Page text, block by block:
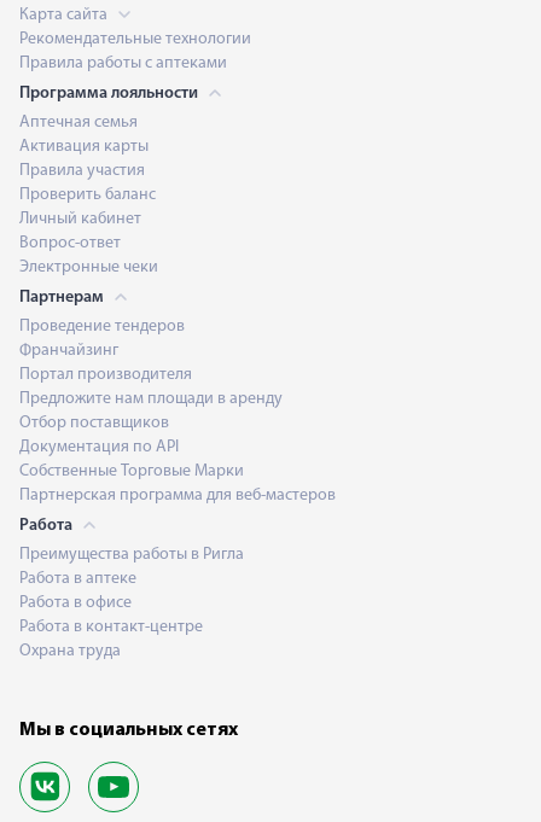
Карта сайта
Рекомендательные технологии
Правила работы с аптеками
Программа лояльности
Аптечная семья
Активация карты
Правила участия
Проверить баланс
Личный кабинет
Вопрос-ответ
Электронные чеки
Партнерам
Проведение тендеров
Франчайзинг
Портал производителя
Предложите нам площади в аренду
Отбор поставщиков
Документация по API
Собственные Торговые Марки
Партнерская программа для веб-мастеров
Работа
Преимущества работы в Ригла
Работа в аптеке
Работа в офисе
Работа в контакт-центре
Охрана труда
Мы в социальных сетях